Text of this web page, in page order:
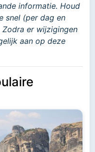
informatie. Houd
snel (per dag en
er wijzigingen
aan op deze